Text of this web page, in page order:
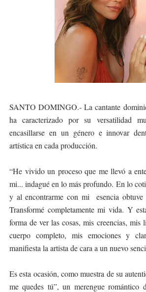
SANTO DOMINGO.- La cantante
ha caracterizado por su versatilidad
encasillarse en un género e innovar
artística en cada producción.
“He vivido un proceso que me llevó a
mi... indagué en lo más profundo. En lo
y al encontrarme con mi esencia obtuve
Transformé completamente mi vida. Y
forma de ver las cosas, mis creencias, mis
cuerpo completo, mis emociones y
manifiesta la artista de cara a un nuevo
Es esta ocasión, como muestra de su
me quedes tú”, un merengue romántico